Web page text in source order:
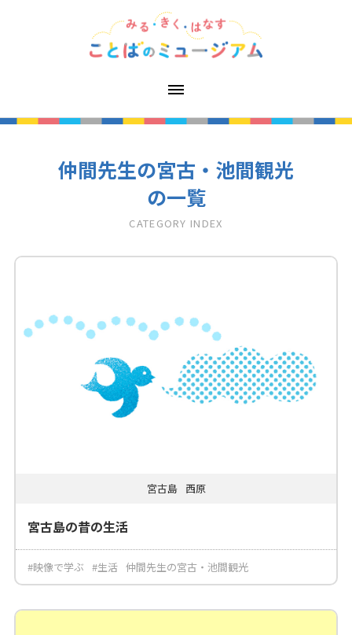
仲間先生の宮古・池間観光
の一覧
CATEGORY INDEX
宮古島 西原
宮古島の昔の生活
#映像で学ぶ #生活 仲間先生の宮古・池間観光